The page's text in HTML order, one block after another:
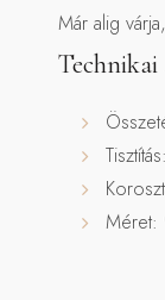
Már alig
Technikai
Méret: